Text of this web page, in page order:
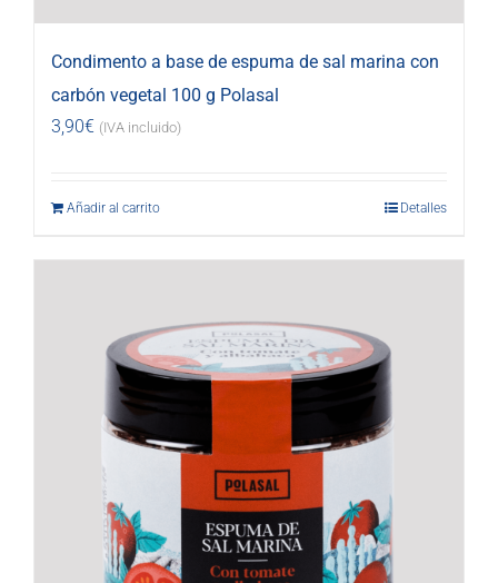
Condimento a base de espuma de sal marina con
carbón vegetal 100 g Polasal
3,90€ (IVA incluido)
Añadir al carrito Detalles